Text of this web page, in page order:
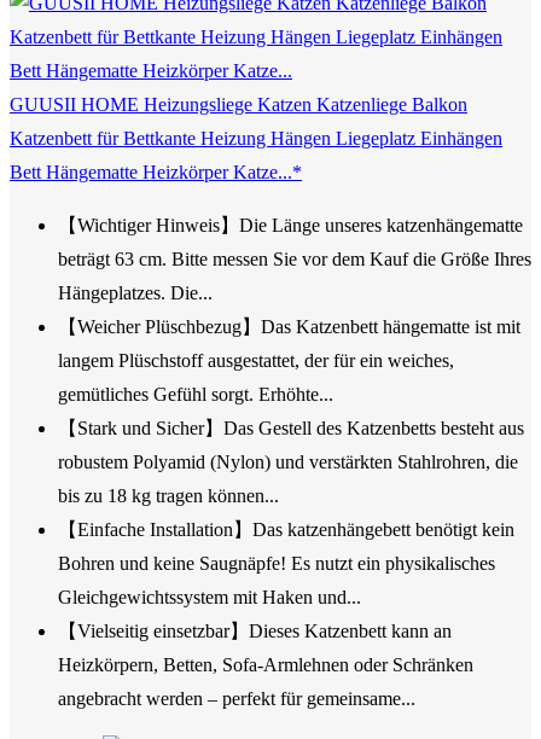
GUUSII HOME Heizungsliege Katzen Katzenliege Balkon
Katzenbett für Bettkante Heizung Hängen Liegeplatz Einhängen
Bett Hängematte Heizkörper Katze...*
【Wichtiger Hinweis】Die Länge unseres katzenhängematte
beträgt 63 cm. Bitte messen Sie vor dem Kauf die Größe Ihres
Hängeplatzes. Die...
【Weicher Plüschbezug】Das Katzenbett hängematte ist mit
langem Plüschstoff ausgestattet, der für ein weiches,
gemütliches Gefühl sorgt. Erhöhte...
【Stark und Sicher】Das Gestell des Katzenbetts besteht aus
robustem Polyamid (Nylon) und verstärkten Stahlrohren, die
bis zu 18 kg tragen können...
【Einfache Installation】Das katzenhängebett benötigt kein
Bohren und keine Saugnäpfe! Es nutzt ein physikalisches
Gleichgewichtssystem mit Haken und...
【Vielseitig einsetzbar】Dieses Katzenbett kann an
Heizkörpern, Betten, Sofa-Armlehnen oder Schränken
angebracht werden – perfekt für gemeinsame...